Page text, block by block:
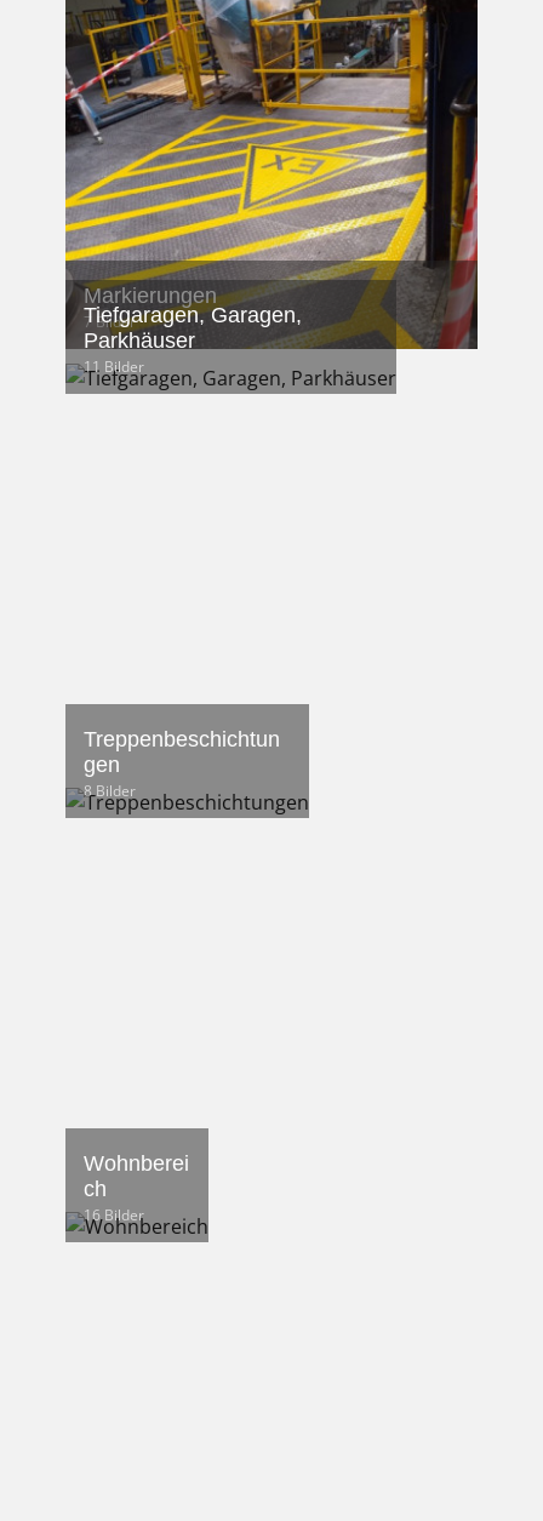
Markierungen
7 Bilder
Tiefgaragen, Garagen,
Parkhäuser
11 Bilder
Treppenbeschichtun
gen
8 Bilder
Wohnberei
ch
16 Bilder